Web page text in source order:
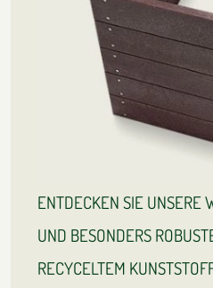
ENTDECKEN SIE UNSERE
UND BESONDERS
RECYCELTEM